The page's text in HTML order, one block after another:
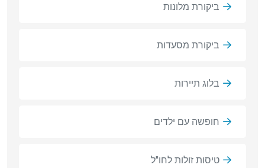
ביקורת מלונות
ביקורת מסעדות
בלוג תיירות
חופשה עם ילדים
טיסות זולות לחו"ל